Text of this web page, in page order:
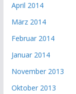
April 2014
März 2014
Februar 2014
Januar 2014
November 2013
Oktober 2013